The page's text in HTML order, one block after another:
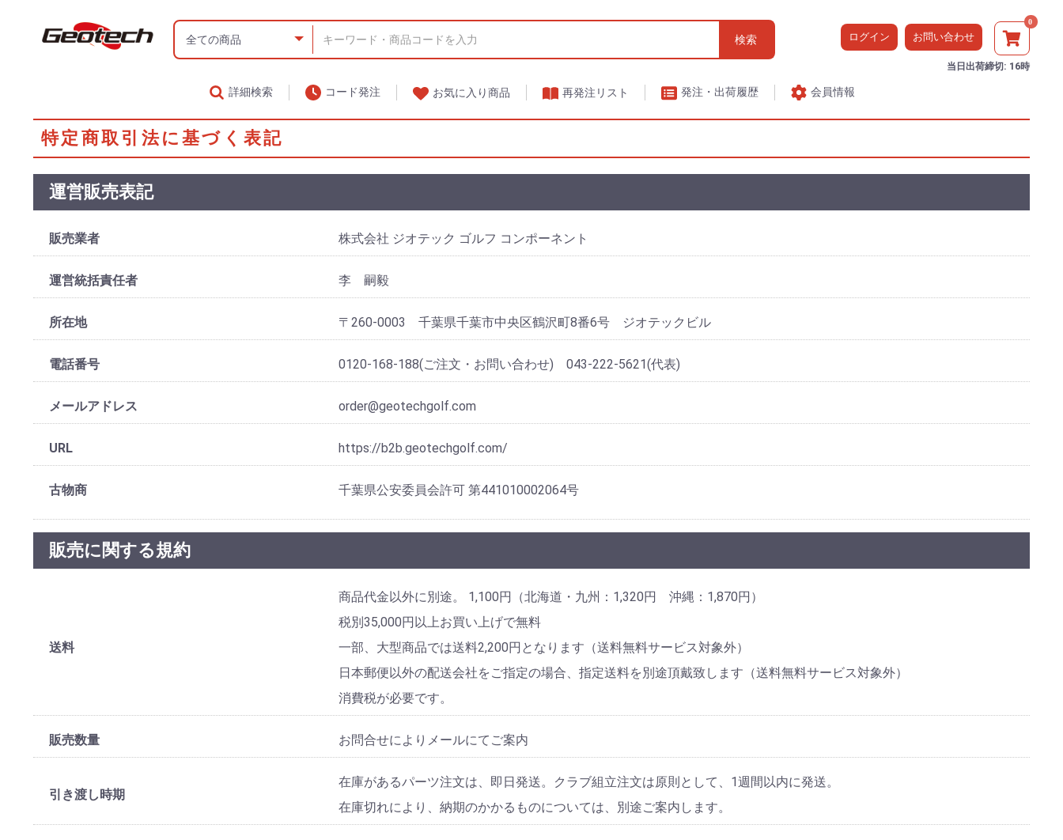
検索 ログイン お問い合わせ
0
当日出荷締切: 16時
詳細検索 コード発注 お気に入り商品 再発注リスト 発注・出荷履歴 会員情報
特定商取引法に基づく表記
運営販売表記
販売業者 株式会社 ジオテック ゴルフ コンポーネント
運営統括責任者 李 嗣毅
所在地 〒260-0003 千葉県千葉市中央区鶴沢町8番6号 ジオテックビル
電話番号 0120-168-188(ご注文・お問い合わせ) 043-222-5621(代表)
メールアドレス order@geotechgolf.com
URL https://b2b.geotechgolf.com/
古物商 千葉県公安委員会許可 第441010002064号
販売に関する規約
送料
商品代金以外に別途。 1,100円（北海道・九州：1,320円 沖縄：1,870円）
税別35,000円以上お買い上げで無料
一部、大型商品では送料2,200円となります（送料無料サービス対象外）
日本郵便以外の配送会社をご指定の場合、指定送料を別途頂戴致します（送料無料サービス対象外）
消費税が必要です。
販売数量 お問合せによりメールにてご案内
引き渡し時期
在庫があるパーツ注文は、即日発送。クラブ組立注文は原則として、1週間以内に発送。
在庫切れにより、納期のかかるものについては、別途ご案内します。